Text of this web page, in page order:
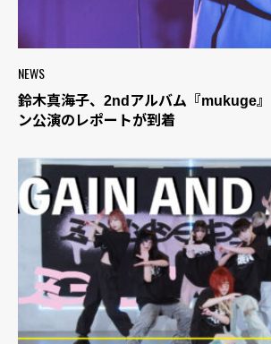
NEWS
鈴木真海子、2ndアルバム『mukuge
ン公演のレポートが到着